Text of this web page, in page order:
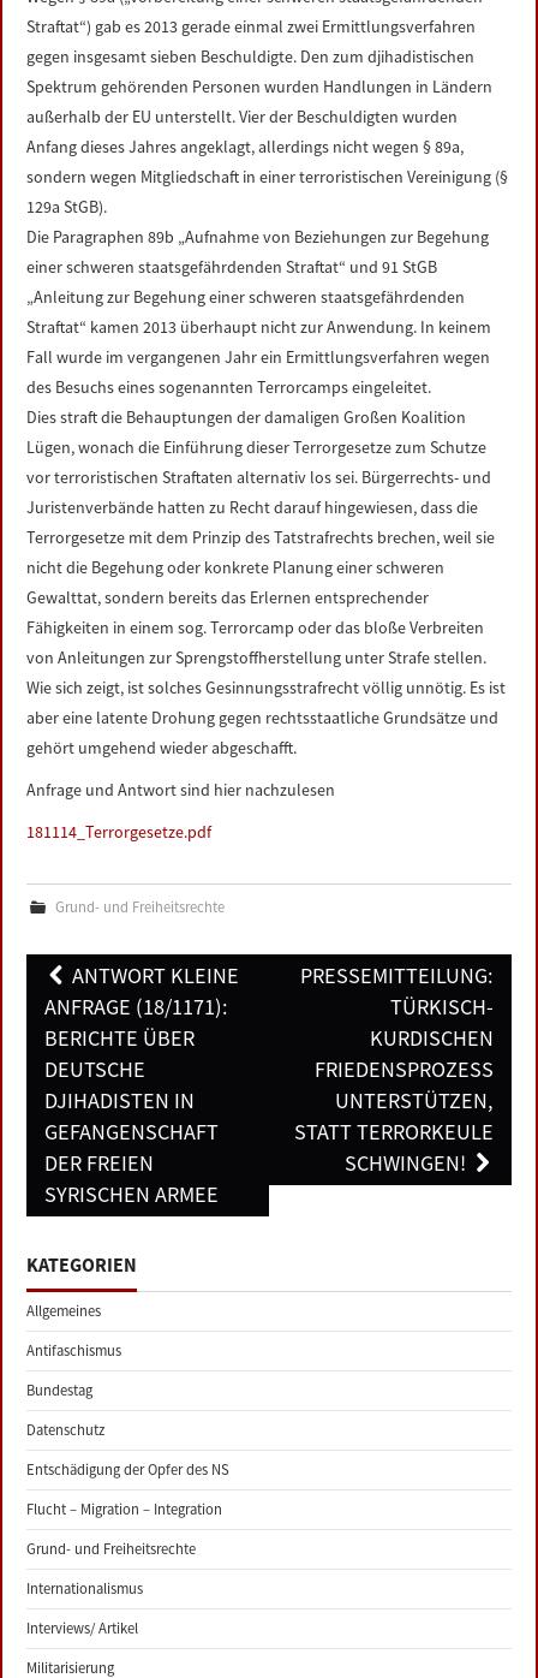
LINKS
DATENSCHUTZERKLÄRUNG
IMPRESSUM
Straftat“) gab es 2013 gerade einmal zwei Ermittlungsverfahren
gegen insgesamt sieben Beschuldigte. Den zum djihadistischen
Spektrum gehörenden Personen wurden Handlungen in Ländern
außerhalb der EU unterstellt. Vier der Beschuldigten wurden
Anfang dieses Jahres angeklagt, allerdings nicht wegen § 89a,
sondern wegen Mitgliedschaft in einer terroristischen Vereinigung (§
129a StGB).
Die Paragraphen 89b „Aufnahme von Beziehungen zur Begehung
einer schweren staatsgefährdenden Straftat“ und 91 StGB
„Anleitung zur Begehung einer schweren staatsgefährdenden
Straftat“ kamen 2013 überhaupt nicht zur Anwendung. In keinem
Fall wurde im vergangenen Jahr ein Ermittlungsverfahren wegen
des Besuchs eines sogenannten Terrorcamps eingeleitet.
Dies straft die Behauptungen der damaligen Großen Koalition
Lügen, wonach die Einführung dieser Terrorgesetze zum Schutze
vor terroristischen Straftaten alternativ los sei. Bürgerrechts- und
Juristenverbände hatten zu Recht darauf hingewiesen, dass die
Terrorgesetze mit dem Prinzip des Tatstrafrechts brechen, weil sie
nicht die Begehung oder konkrete Planung einer schweren
Gewalttat, sondern bereits das Erlernen entsprechender
Fähigkeiten in einem sog. Terrorcamp oder das bloße Verbreiten
von Anleitungen zur Sprengstoffherstellung unter Strafe stellen.
Wie sich zeigt, ist solches Gesinnungsstrafrecht völlig unnötig. Es ist
aber eine latente Drohung gegen rechtsstaatliche Grundsätze und
gehört umgehend wieder abgeschafft.
Anfrage und Antwort sind hier nachzulesen
181114_Terrorgesetze.pdf
Grund- und Freiheitsrechte
Post
navigation
ANTWORT KLEINE
ANFRAGE (18/1171):
BERICHTE ÜBER
DEUTSCHE
DJIHADISTEN IN
GEFANGENSCHAFT
DER FREIEN
SYRISCHEN ARMEE
PRESSEMITTEILUNG:
TÜRKISCH-
KURDISCHEN
FRIEDENSPROZESS
UNTERSTÜTZEN,
STATT TERRORKEULE
SCHWINGEN!
KATEGORIEN
Allgemeines
Antifaschismus
Bundestag
Datenschutz
Entschädigung der Opfer des NS
Flucht – Migration – Integration
Grund- und Freiheitsrechte
Internationalismus
Interviews/ Artikel
Militarisierung